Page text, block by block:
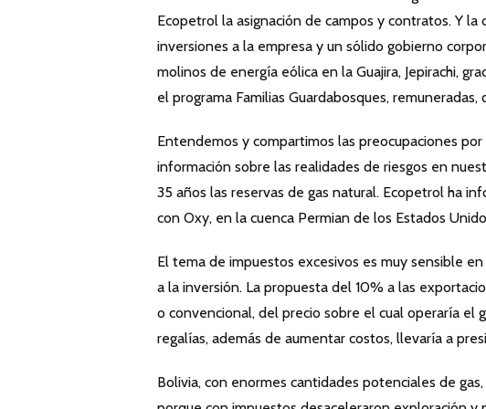
Ecopetrol la asignación de campos y contratos. Y
inversiones a la empresa y un sólido gobierno
molinos de energía eólica en la Guajira, Jepirachi,
el programa Familias Guardabosques,
Entendemos y compartimos las preocupaciones por
información sobre las realidades de riesgos en
35 años las reservas de gas natural. Ecopetrol ha
con Oxy, en la cuenca Permian de los Estados
El tema de impuestos excesivos es muy sensible
a la inversión. La propuesta del 10% a las
o convencional, del precio sobre el cual operaría el
regalías, además de aumentar costos, llevaría a
Bolivia, con enormes cantidades potenciales de